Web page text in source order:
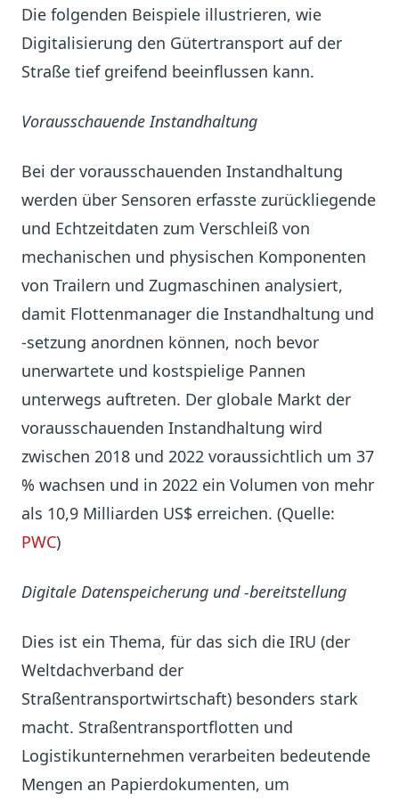
Die folgenden Beispiele illustrieren, wie
Digitalisierung den Gütertransport auf der
Straße tief greifend beeinflussen kann.
Vorausschauende Instandhaltung
Bei der vorausschauenden Instandhaltung
werden über Sensoren erfasste zurückliegende
und Echtzeitdaten zum Verschleiß von
mechanischen und physischen Komponenten
von Trailern und Zugmaschinen analysiert,
damit Flottenmanager die Instandhaltung und
-setzung anordnen können, noch bevor
unerwartete und kostspielige Pannen
unterwegs auftreten. Der globale Markt der
vorausschauenden Instandhaltung wird
zwischen 2018 und 2022 voraussichtlich um 37
% wachsen und in 2022 ein Volumen von mehr
als 10,9 Milliarden US$ erreichen. (Quelle:
PWC)
Digitale Datenspeicherung und -bereitstellung
Dies ist ein Thema, für das sich die IRU (der
Weltdachverband der
Straßentransportwirtschaft) besonders stark
macht. Straßentransportflotten und
Logistikunternehmen verarbeiten bedeutende
Mengen an Papierdokumenten, um